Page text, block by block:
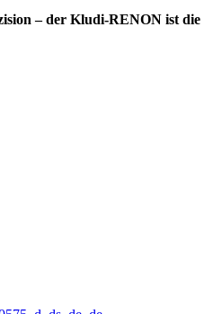
– der Kludi-RENON ist die